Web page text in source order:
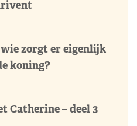
zorgt er eigenlijk
koning?
Catherine – deel 3